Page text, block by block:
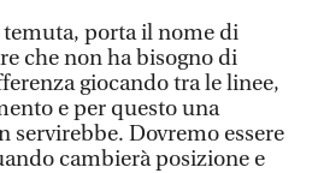
porta il nome di
che non ha bisogno di
giocando tra le linee,
e per questo una
servirebbe. Dovremo essere
cambierà posizione e